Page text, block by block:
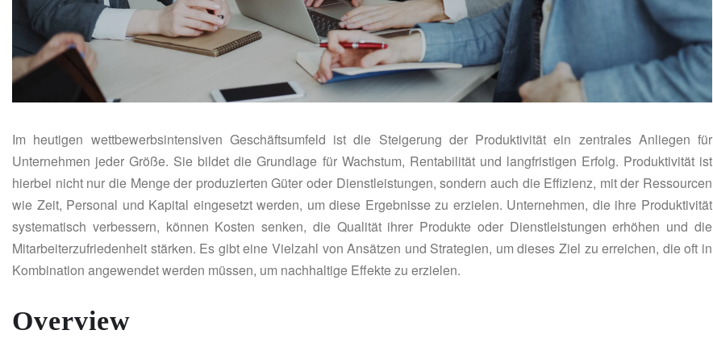
Im heutigen wettbewerbsintensiven Geschäftsumfeld ist die Steigerung der Produktivität ein zentrales Anliegen für
Unternehmen jeder Größe. Sie bildet die Grundlage für Wachstum, Rentabilität und langfristigen Erfolg. Produktivität ist
hierbei nicht nur die Menge der produzierten Güter oder Dienstleistungen, sondern auch die Effizienz, mit der Ressourcen
wie Zeit, Personal und Kapital eingesetzt werden, um diese Ergebnisse zu erzielen. Unternehmen, die ihre Produktivität
systematisch verbessern, können Kosten senken, die Qualität ihrer Produkte oder Dienstleistungen erhöhen und die
Mitarbeiterzufriedenheit stärken. Es gibt eine Vielzahl von Ansätzen und Strategien, um dieses Ziel zu erreichen, die oft in
Kombination angewendet werden müssen, um nachhaltige Effekte zu erzielen.
Overview